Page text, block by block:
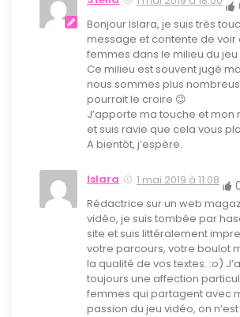
Bonjour Islara, je suis très
message et contente de voir
femmes dans le milieu du jeu
Ce milieu est souvent jugé
nous sommes plus
pourrait le croire 😉
J’apporte ma touche et mon
et suis ravie que cela vous
A bientôt, j’espère.
Islara 1 mai 2019 à 11:08
Rédactrice sur un web
vidéo, je suis tombée par
site et suis littéralement
votre parcours, votre boulot
la qualité de vos textes. :o)
toujours une affection
femmes qui partagent avec
passion du jeu vidéo, on